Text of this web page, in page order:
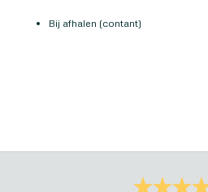
Bij afhalen (contant)